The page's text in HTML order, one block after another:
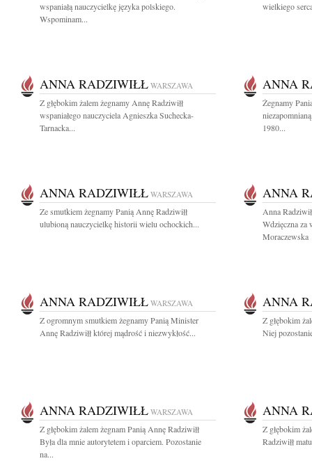
wspaniałą nauczycielkę języka polskiego.
Wspominam...
wielkiego
ANNA RADZIWIŁŁ WARSZAWA
Z głębokim żalem żegnamy Annę Radziwiłł
wspaniałego nauczyciela Agnieszka Suchecka-
Tarnacka...
ANNA
Żegnamy
1980...
ANNA RADZIWIŁŁ WARSZAWA
Ze smutkiem żegnamy Panią Annę Radziwiłł
ulubioną nauczycielkę historii wielu ochockich...
ANNA
Anna
Wdzięczna za
Moraczewska
ANNA RADZIWIŁŁ WARSZAWA
Z ogromnym smutkiem żegnamy Panią Minister
Annę Radziwiłł której mądrość i niezwykłość...
ANNA
Z głębokim
Niej
ANNA RADZIWIŁŁ WARSZAWA
Z głębokim żalem żegnam Panią Annę Radziwiłł
Była dla mnie autorytetem i oparciem. Pozostanie
na...
ANNA
Z głębokim
Radziwiłł